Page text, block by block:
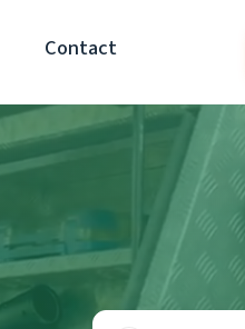
Contact